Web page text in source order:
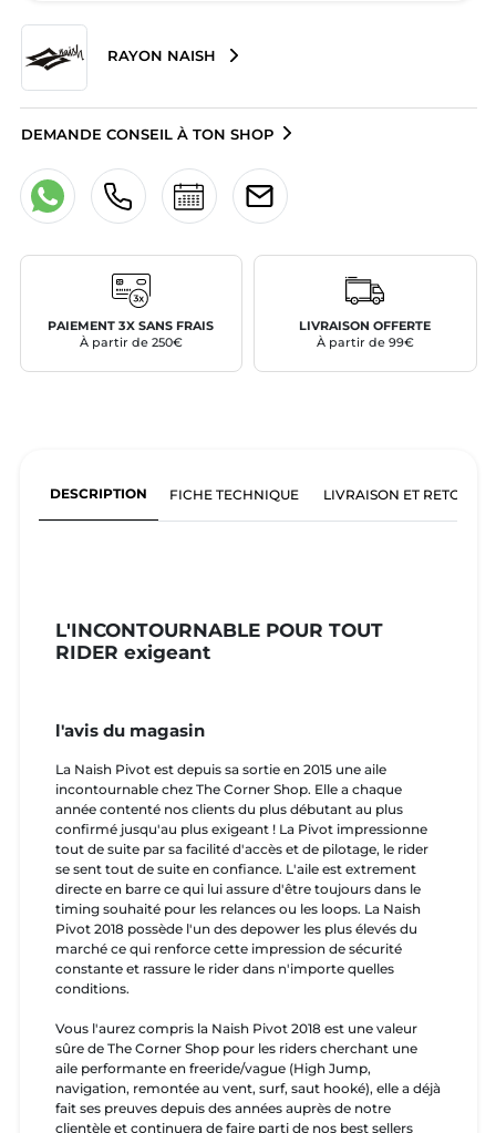
RAYON NAISH
DEMANDE CONSEIL À TON SHOP
PAIEMENT 3X SANS FRAIS
À partir de 250€
LIVRAISON OFFERTE
À partir de 99€
DESCRIPTION FICHE TECHNIQUE LIVRAISON ET RETOURS
L'INCONTOURNABLE POUR TOUT
RIDER exigeant
l'avis du magasin
La Naish Pivot est depuis sa sortie en 2015 une aile
incontournable chez The Corner Shop. Elle a chaque
année contenté nos clients du plus débutant au plus
confirmé jusqu'au plus exigeant ! La Pivot impressionne
tout de suite par sa facilité d'accès et de pilotage, le rider
se sent tout de suite en confiance. L'aile est extrement
directe en barre ce qui lui assure d'être toujours dans le
timing souhaité pour les relances ou les loops. La Naish
Pivot 2018 possède l'un des depower les plus élevés du
marché ce qui renforce cette impression de sécurité
constante et rassure le rider dans n'importe quelles
conditions.
Vous l'aurez compris la Naish Pivot 2018 est une valeur
sûre de The Corner Shop pour les riders cherchant une
aile performante en freeride/vague (High Jump,
navigation, remontée au vent, surf, saut hooké), elle a déjà
fait ses preuves depuis des années auprès de notre
clientèle et continuera de faire parti de nos best sellers